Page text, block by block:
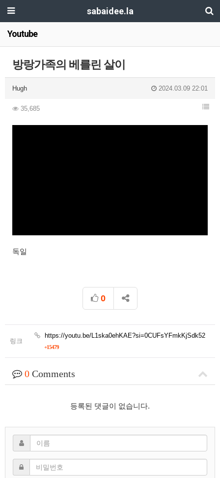
sabaidee.la
Youtube
방랑가족의 베를린 살이
Hugh 2024.03.09 22:01
35,685
독일
0
링크
https://youtu.be/L1ska0ehKAE?si=0CUFsYFmkKjSdk52
+15479
0 Comments
등록된 댓글이 없습니다.